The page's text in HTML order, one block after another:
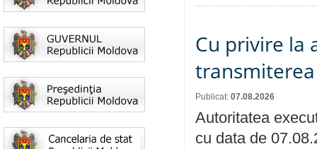
Cu privire la
Publicat: 07.08.2026
Autoritatea
cu data de